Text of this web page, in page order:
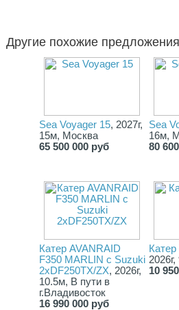
Другие похожие
Sea Voyager 15, 2027г,
15м, Москва
65 500 000 руб
Sea
16м,
80
Катер AVANRAID
F350 MARLIN с Suzuki
2хDF250TX/ZX, 2026г,
10.5м, В пути в
г.Владивосток
16 990 000 руб
10